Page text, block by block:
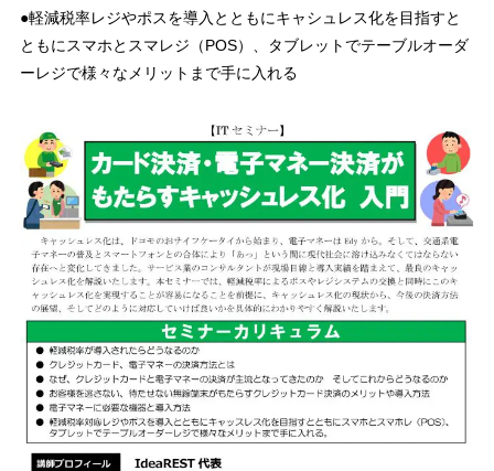
●軽減税率レジやポスを導入とともにキャシュレス化を目指すと
ともにスマホとスマレジ（POS）、タブレットでテーブルオーダ
ーレジで様々なメリットまで手に入れる